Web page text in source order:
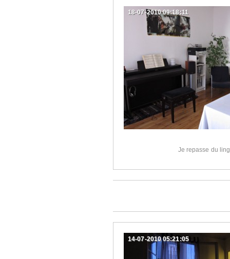
Je repasse du
18-07-2010 09:18:11
14-07-2010 05:21:05